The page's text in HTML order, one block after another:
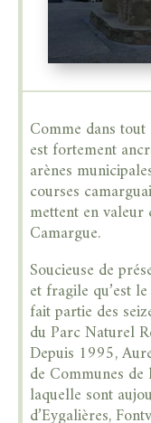
Comme dans
est fortement
arènes
courses
mettent en valeur
Camargue.
Soucieuse de
et fragile qu’est
fait partie des
du Parc Naturel
Depuis 1995,
de Communes
laquelle sont
d’Eygalières,